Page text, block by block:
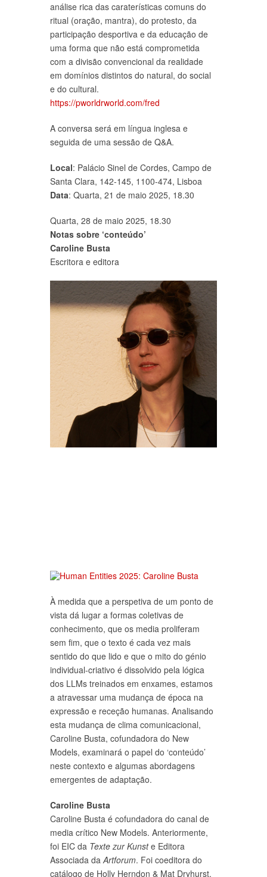
análise rica das caraterísticas comuns do
ritual (oração, mantra), do protesto, da
participação desportiva e da educação de
uma forma que não está comprometida
com a divisão convencional da realidade
em domínios distintos do natural, do social
e do cultural.
https://pworldrworld.com/fred
A conversa será em língua inglesa e
seguida de uma sessão de Q&A.
Local: Palácio Sinel de Cordes, Campo de
Santa Clara, 142-145, 1100-474, Lisboa
Data: Quarta, 21 de maio 2025, 18.30
Quarta, 28 de maio 2025, 18.30
Notas sobre ‘conteúdo’
Caroline Busta
Escritora e editora
À medida que a perspetiva de um ponto de
vista dá lugar a formas coletivas de
conhecimento, que os media proliferam
sem fim, que o texto é cada vez mais
sentido do que lido e que o mito do génio
individual-criativo é dissolvido pela lógica
dos LLMs treinados em enxames, estamos
a atravessar uma mudança de época na
expressão e receção humanas. Analisando
esta mudança de clima comunicacional,
Caroline Busta, cofundadora do New
Models, examinará o papel do ‘conteúdo’
neste contexto e algumas abordagens
emergentes de adaptação.
Caroline Busta
Caroline Busta é cofundadora do canal de
media crítico New Models. Anteriormente,
foi EIC da Texte zur Kunste Editora
Associada daArtforum. Foi coeditora do
catálogo de Holly Herndon & Mat Dryhurst,